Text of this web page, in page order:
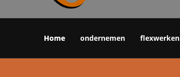
Home ondernemen flexwerken